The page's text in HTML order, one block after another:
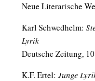
Neue Literarische
Karl Schwedhelm:
Lyrik
Deutsche Zeitung,
K.F. Ertel: Junge